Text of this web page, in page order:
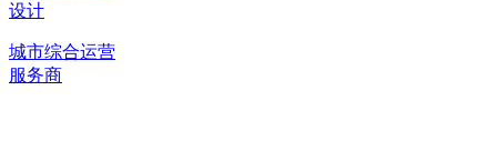
设计
城市综合运营
服务商